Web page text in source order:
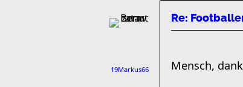
19Markus66
Re:
Mensch,